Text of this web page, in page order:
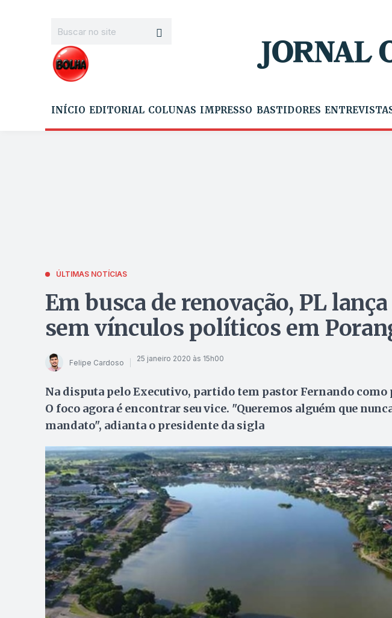
INÍCIO EDITORIAL COLUNAS IMPRESSO BASTIDORES
ÚLTIMAS NOTÍCIAS
Em busca de renovação, PL
sem vínculos políticos em
Felipe Cardoso 25 janeiro 2020 às 15h00
Na disputa pelo Executivo, partido tem pastor Fernando
O foco agora é encontrar seu vice. "Queremos alguém que
mandato", adianta o presidente da sigla